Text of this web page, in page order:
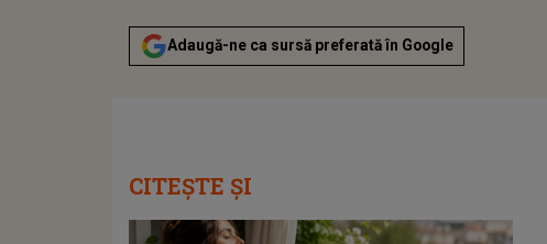
Adaugă-ne ca sursă preferată în Google
CITEȘTE ȘI